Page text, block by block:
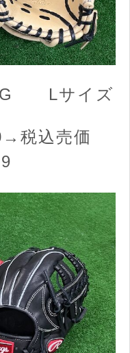
Lサイズ
税込売価